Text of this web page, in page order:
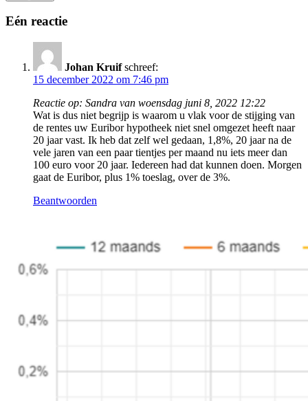
Eén reactie
Johan Kruif schreef:
15 december 2022 om 7:46 pm
Reactie op: Sandra van woensdag juni 8, 2022 12:22
Wat is dus niet begrijp is waarom u vlak voor de stijging van
de rentes uw Euribor hypotheek niet snel omgezet heeft naar
20 jaar vast. Ik heb dat zelf wel gedaan, 1,8%, 20 jaar na de
vele jaren van een paar tientjes per maand nu iets meer dan
100 euro voor 20 jaar. Iedereen had dat kunnen doen. Morgen
gaat de Euribor, plus 1% toeslag, over de 3%.
Beantwoorden